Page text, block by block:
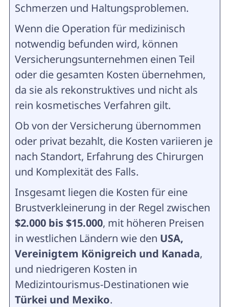
Schmerzen und Haltungsproblemen.
Wenn die Operation für medizinisch
notwendig befunden wird, können
Versicherungsunternehmen einen Teil
oder die gesamten Kosten übernehmen,
da sie als rekonstruktives und nicht als
rein kosmetisches Verfahren gilt.
Ob von der Versicherung übernommen
oder privat bezahlt, die Kosten variieren je
nach Standort, Erfahrung des Chirurgen
und Komplexität des Falls.
Insgesamt liegen die Kosten für eine
Brustverkleinerung in der Regel zwischen
$2.000 bis $15.000, mit höheren Preisen
in westlichen Ländern wie den USA,
Vereinigtem Königreich und Kanada,
und niedrigeren Kosten in
Medizintourismus-Destinationen wie
Türkei und Mexiko.